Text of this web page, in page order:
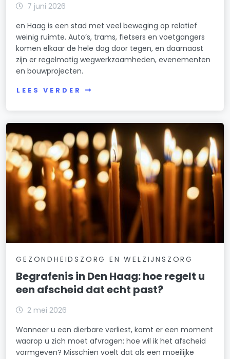
7 juni 2026
en Haag is een stad met veel beweging op relatief
weinig ruimte. Auto’s, trams, fietsers en voetgangers
komen elkaar de hele dag door tegen, en daarnaast
zijn er regelmatig wegwerkzaamheden, evenementen
en bouwprojecten.
LEES VERDER
GEZONDHEIDSZORG EN WELZIJNSZORG
Begrafenis in Den Haag: hoe regelt u
een afscheid dat echt past?
2 mei 2026
Wanneer u een dierbare verliest, komt er een moment
waarop u zich moet afvragen: hoe wil ik het afscheid
vormgeven? Misschien voelt dat als een moeilijke